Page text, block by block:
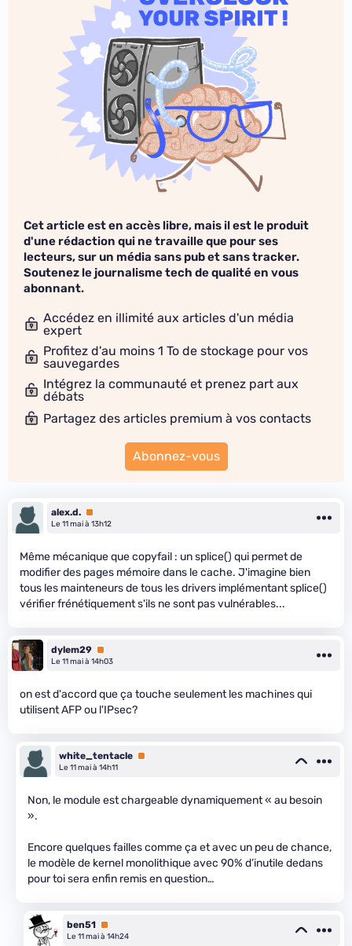
Cet article est en accès libre, mais il est le produit
d'une rédaction qui ne travaille que pour ses
lecteurs, sur un média sans pub et sans tracker.
Soutenez le journalisme tech de qualité en vous
abonnant.
Accédez en illimité aux articles d'un média
expert
Profitez d'au moins 1 To de stockage pour vos
sauvegardes
Intégrez la communauté et prenez part aux
débats
Partagez des articles premium à vos contacts
Abonnez-vous
alex.d. Premium
Le 11 mai à 13h12
Même mécanique que copyfail : un splice() qui permet de
modifier des pages mémoire dans le cache. J'imagine bien
tous les mainteneurs de tous les drivers implémentant splice()
vérifier frénétiquement s'ils ne sont pas vulnérables...
dylem29 Premium
Le 11 mai à 14h03
on est d'accord que ça touche seulement les machines qui
utilisent AFP ou l'IPsec?
white_tentacle Premium
Le 11 mai à 14h11
Non, le module est chargeable dynamiquement « au besoin
».
Encore quelques failles comme ça et avec un peu de chance,
le modèle de kernel monolithique avec 90% d’inutile dedans
pour toi sera enfin remis en question…
ben51 Premium
Le 11 mai à 14h24